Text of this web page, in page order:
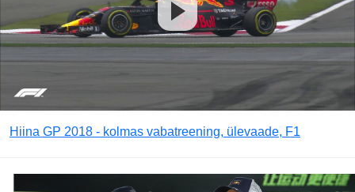
Hiina GP 2018 - kolmas vabatreening, ülevaade, F1